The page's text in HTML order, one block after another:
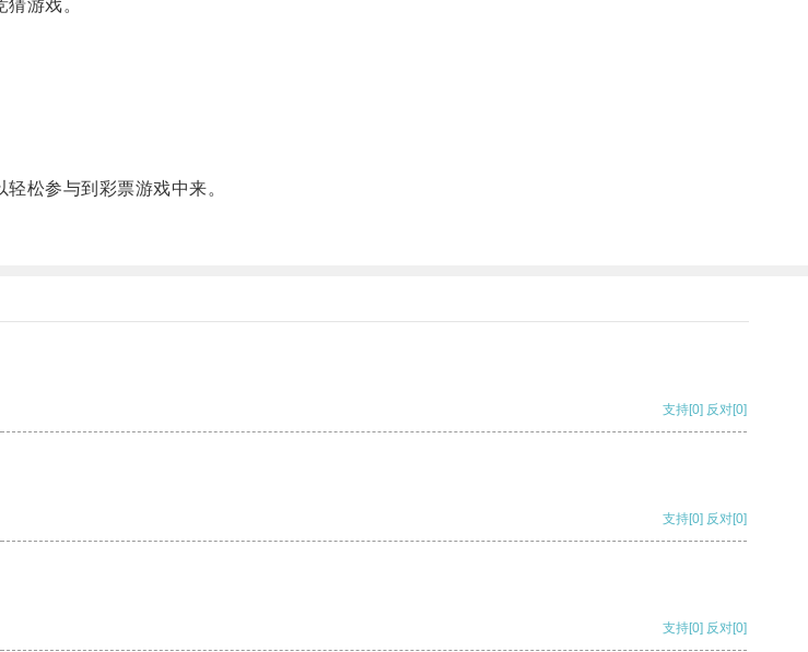
游戏。
松参与到彩票游戏中来。
支持[0] 反对[0]
支持[0] 反对[0]
支持[0] 反对[0]